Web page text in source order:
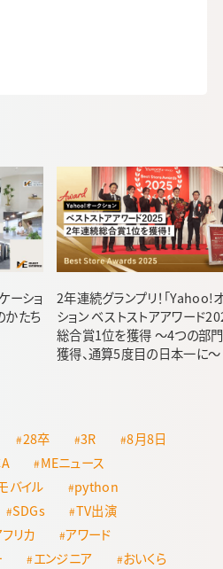
ーショ
かたち
2年連続グランプリ！「Yahoo!
ション ベストストアアワード
総合賞1位を獲得 ～4つの部
獲得、通算5度目の日本一に～
28卒 3R
8月8日
MEニュース
バイル
python
SDGs
TV出演
リカ
アワード
エンジニア
おいくら